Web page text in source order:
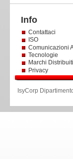
Info
Contattaci
ISO
Comunicazioni
Tecnologie
Marchi Distribuiti
Privacy
IsyCorp